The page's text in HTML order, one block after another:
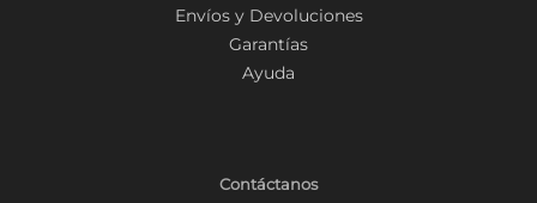
Envíos y Devoluciones
Garantías
Ayuda
Contáctanos